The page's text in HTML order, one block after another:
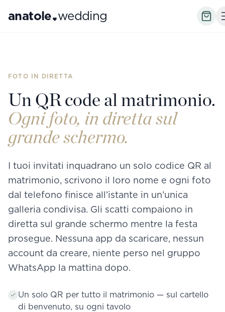
anatole wedding
FOTO IN DIRETTA
Un QR code al matrimonio.
Ogni foto, in diretta sul
grande schermo.
I tuoi invitati inquadrano un solo codice QR al
matrimonio, scrivono il loro nome e ogni foto
dal telefono finisce all’istante in un’unica
galleria condivisa. Gli scatti compaiono in
diretta sul grande schermo mentre la festa
prosegue. Nessuna app da scaricare, nessun
account da creare, niente perso nel gruppo
WhatsApp la mattina dopo.
Un solo QR per tutto il matrimonio — sul cartello
di benvenuto, su ogni tavolo